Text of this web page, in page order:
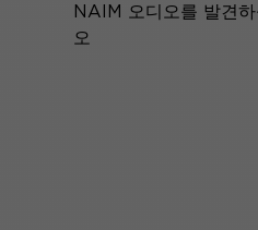
NAIM 오디오를 발견하
오